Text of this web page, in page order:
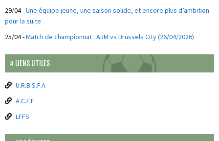
29/04-Une équipe jeune, une saison solide, et encore plus d’ambition
pour la suite
25/04-Match de championnat : AJM vs Brussels City (26/04/2026)
LIENS UTILES
U.R.B.S.F.A
A.C.F.F
LFFS